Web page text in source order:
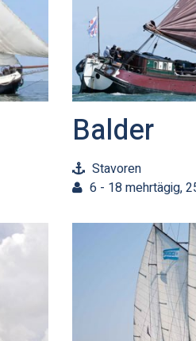
Balder
Stavoren
6 - 18 mehrtägig,